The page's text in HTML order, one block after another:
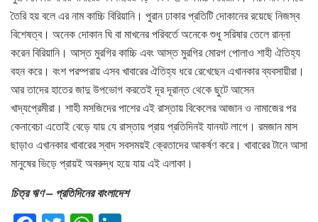
তৈরি হয় বলে এর নাম কাচ্চি বিরিয়ানি। পুরান ঢাকার প্রতিটি দোকানের রয়েছে নিজস্ব
বিশেষত্ব। অনেক দোকান ঘি বা মাখনের পরিবর্তে অনেকে শুধু সরিষার তেলে রান্না
করেন বিরিয়ানি। আস্ত মুরগির কাচ্চি এবং আস্ত মুরগির মোরগ পোলাও শাহী ঐতিহ্য
বহন করে। বংশ পরম্পরায় এসব খাবারের ঐতিহ্য ধরে রেখেছেন এখানকার ব্যবসায়ীরা।
আর তাদের হাতের জাদু উপভোগ করতেই দূর দূরান্ত থেকে ছুটে আসেন
খাদ্যপ্রেমীরা। শাহী মসজিদের পাশের এই রাস্তায় বিকেলের আজান ও নামাজের পর
কেনাবেচা এতোই বেড়ে যায় যে রাস্তায় প্রায় প্রতিদিনই যানযট লাগে। রমজান মাস
ছাড়াও এখানকার খাবারের স্বাদ সবসময়ই ক্রেতাদের আকর্ষণ করে। খাবারের টানে আসা
মানুষের ভিড়ে প্রায়ই অবরুদ্ধ হয়ে যায় এই এলাকা।
চিত্র ঋণ – প্রতিদিনের বাংলাদেশ